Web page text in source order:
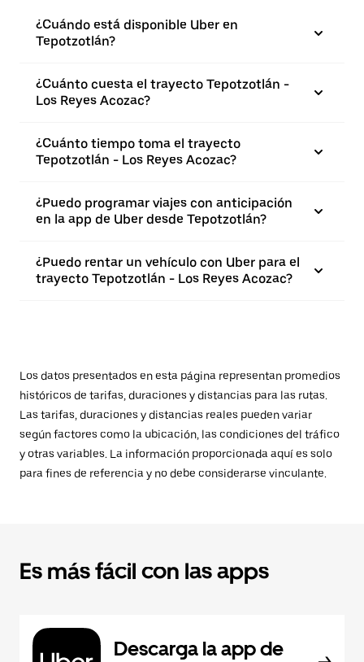
¿Cuándo está disponible Uber en
Tepotzotlán?
¿Cuánto cuesta el trayecto Tepotzotlán -
Los Reyes Acozac?
¿Cuánto tiempo toma el trayecto
Tepotzotlán - Los Reyes Acozac?
¿Puedo programar viajes con anticipación
en la app de Uber desde Tepotzotlán?
¿Puedo rentar un vehículo con Uber para el
trayecto Tepotzotlán - Los Reyes Acozac?
Los datos presentados en esta página representan promedios
históricos de tarifas, duraciones y distancias para las rutas.
Las tarifas, duraciones y distancias reales pueden variar
según factores como la ubicación, las condiciones del tráfico
y otras variables. La información proporcionada aquí es solo
para fines de referencia y no debe considerarse vinculante.
Es más fácil con las apps
Descarga la app de